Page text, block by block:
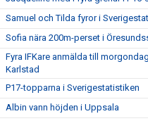
Samuel och Tilda fyror i
Sofia nära 200m-perset i
Fyra IFKare anmälda till
Karlstad
P17-topparna i Sverigestatistiken
Albin vann höjden i Uppsala